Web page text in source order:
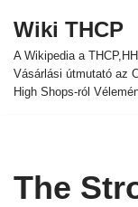
Ugrás
a
tartalomra
Wiki THCP
A Wikipedia a
Vásárlási útmutató az
High Shops-ról
The